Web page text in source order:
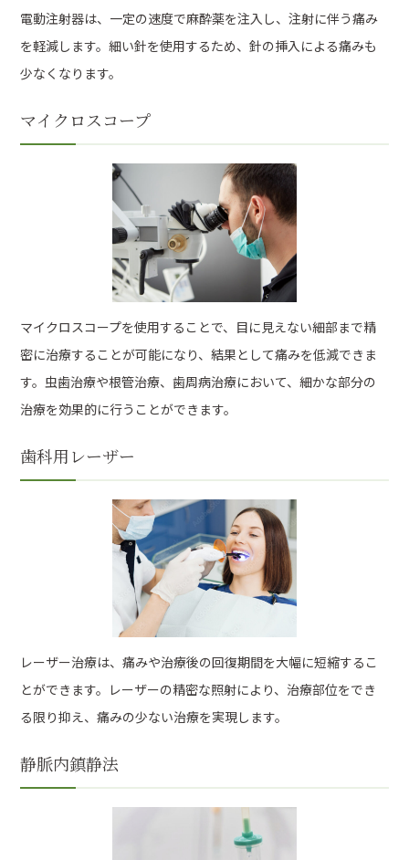
電動注射器は、一定の速度で麻酔薬を注入し、注射に伴う痛み
を軽減します。細い針を使用するため、針の挿入による痛みも
少なくなります。
マイクロスコープ
マイクロスコープを使用することで、目に見えない細部まで精
密に治療することが可能になり、結果として痛みを低減できま
す。虫歯治療や根管治療、歯周病治療において、細かな部分の
治療を効果的に行うことができます。
歯科用レーザー
レーザー治療は、痛みや治療後の回復期間を大幅に短縮するこ
とができます。レーザーの精密な照射により、治療部位をでき
る限り抑え、痛みの少ない治療を実現します。
静脈内鎮静法